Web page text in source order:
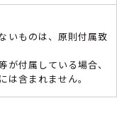
いものは、原則付属致
付属している場合、
は含まれません。